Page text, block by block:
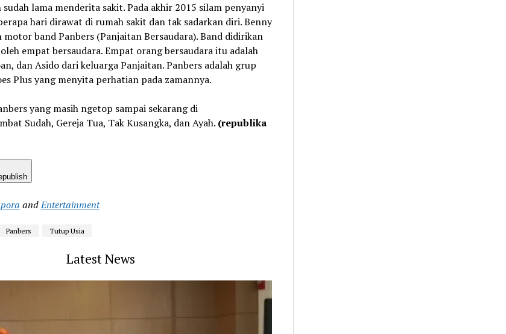
lama menderita sakit. Pada akhir 2015 silam penyanyi
hari dirawat di rumah sakit dan tak sadarkan diri. Benny
motor band Panbers (Panjaitan Bersaudara). Band didirikan
empat bersaudara. Empat orang bersaudara itu adalah
dan Asido dari keluarga Panjaitan. Panbers adalah grup
Plus yang menyita perhatian pada zamannya.
yang masih ngetop sampai sekarang di
Sudah, Gereja Tua, Tak Kusangka, dan Ayah. (republika
andEntertainment
Panbers Tutup Usia
Latest News